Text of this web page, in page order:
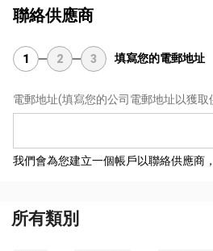
聯絡供應商
1 2 3 填寫您的電郵地址
電郵地址(填寫您的公司電郵地址以獲取
我們會為您建立一個帳戶以聯絡供應商
所有類別